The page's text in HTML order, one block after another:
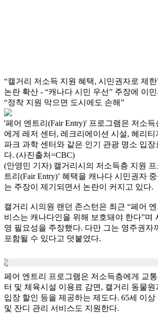
“캘거리 저소득 지원 혜택, 시민권자로 제
논란 확산 - “캐나다 시민 우선” 주장에 이
“정착 지원 막으면 도시에도 손해”
'페어 엔트리(Fair Entry)' 프로그램은 저소
에게 레저 센터, 레크리에이션 시설, 헤리티
파크 과학 센터와 같은 인기 관광 명소 입
다. (사진출처=CBC)
(안영민 기자) 캘거리시의 저소득층 지원 프
트리(Fair Entry)’ 혜택을 캐나다 시민권자
는 주장이 제기되면서 논란이 커지고 있다.
캘거리 시의원 랜던 존스턴은 최근 “페어
비스는 캐나다인을 위해 보호돼야 한다”며
영 필요성을 주장했다. 다만 그는 영주권자
포함될 수 있다고 덧붙였다.
페어 엔트리 프로그램은 저소득층에게 교
터 및 체육시설 이용료 감면, 캘거리 동물원
입장 할인 등을 제공하는 제도다. 65세 이상
및 잔디 관리 서비스도 지원한다.